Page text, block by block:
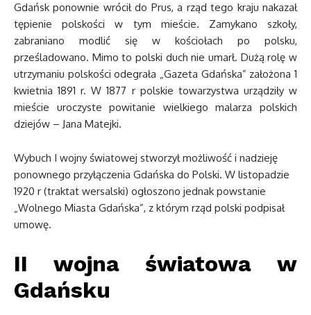
Gdańsk ponownie wrócił do Prus, a rząd tego kraju nakazał
tępienie polskości w tym mieście. Zamykano szkoły,
zabraniano modlić się w kościołach po polsku,
prześladowano. Mimo to polski duch nie umarł. Dużą rolę w
utrzymaniu polskości odegrała „Gazeta Gdańska” założona 1
kwietnia 1891 r. W 1877 r polskie towarzystwa urządziły w
mieście uroczyste powitanie wielkiego malarza polskich
dziejów – Jana Matejki.
Wybuch I wojny światowej stworzył możliwość i nadzieję
ponownego przyłączenia Gdańska do Polski. W listopadzie
1920 r (traktat wersalski) ogłoszono jednak powstanie
„Wolnego Miasta Gdańska”, z którym rząd polski podpisał
umowę.
II wojna światowa w
Gdańsku